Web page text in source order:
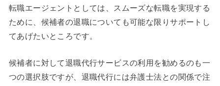
転職エージェントとしては、スムーズな転職を実現する
ために、候補者の退職についても可能な限りサポートし
てあげたいところです。
候補者に対して退職代行サービスの利用を勧めるのも一
つの選択肢ですが、退職代行には弁護士法との関係で注